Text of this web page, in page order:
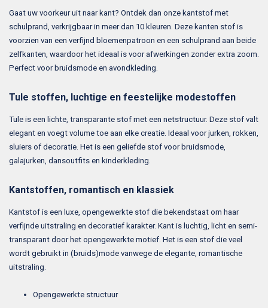
Gaat uw voorkeur uit naar kant? Ontdek dan onze kantstof met
schulprand, verkrijgbaar in meer dan 10 kleuren. Deze kanten stof is
voorzien van een verfijnd bloemenpatroon en een schulprand aan beide
zelfkanten, waardoor het ideaal is voor afwerkingen zonder extra zoom.
Perfect voor bruidsmode en avondkleding.
Tule stoffen, luchtige en feestelijke modestoffen
Tule is een lichte, transparante stof met een netstructuur. Deze stof valt
elegant en voegt volume toe aan elke creatie. Ideaal voor jurken, rokken,
sluiers of decoratie. Het is een geliefde stof voor bruidsmode,
galajurken, dansoutfits en kinderkleding.
Kantstoffen, romantisch en klassiek
Kantstof is een luxe, opengewerkte stof die bekendstaat om haar
verfijnde uitstraling en decoratief karakter. Kant is luchtig, licht en semi-
transparant door het opengewerkte motief. Het is een stof die veel
wordt gebruikt in (bruids)mode vanwege de elegante, romantische
uitstraling.
Opengewerkte structuur